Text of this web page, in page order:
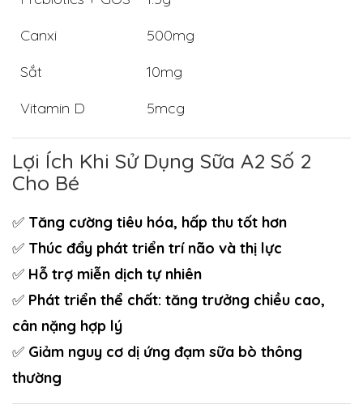
Canxi
500mg
Sắt
10mg
Vitamin D
5mcg
Lợi Ích Khi Sử Dụng Sữa A2 Số 2
Cho Bé
✅ Tăng cường tiêu hóa, hấp thu tốt hơn
✅ Thúc đẩy phát triển trí não và thị lực
✅ Hỗ trợ miễn dịch tự nhiên
✅ Phát triển thể chất: tăng trưởng chiều cao,
cân nặng hợp lý
✅ Giảm nguy cơ dị ứng đạm sữa bò thông
thường